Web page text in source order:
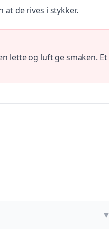
de rives i stykker.
lette og luftige smaken. Et
▼